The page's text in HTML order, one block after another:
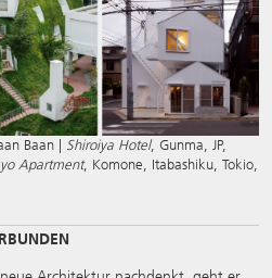
Baan | Shiroiya Hotel, Gunma, JP,
Apartment, Komone, Itabashiku, Tokio,